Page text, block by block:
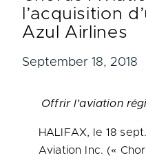
l’acquisition
Azul Airlines
September 18, 2018
Offrir l’aviation
HALIFAX, le 18
Aviation Inc. («